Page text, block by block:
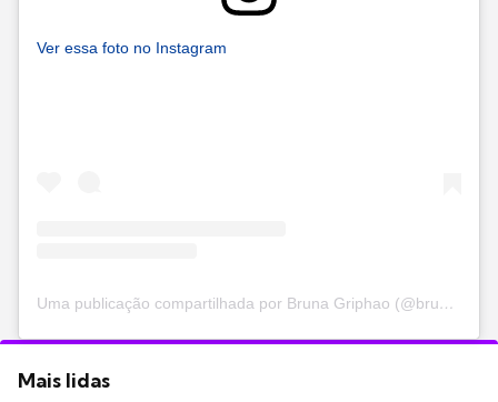
Ver essa foto no Instagram
Uma publicação compartilhada por Bruna Griphao (@brunagriphao)
Mais lidas